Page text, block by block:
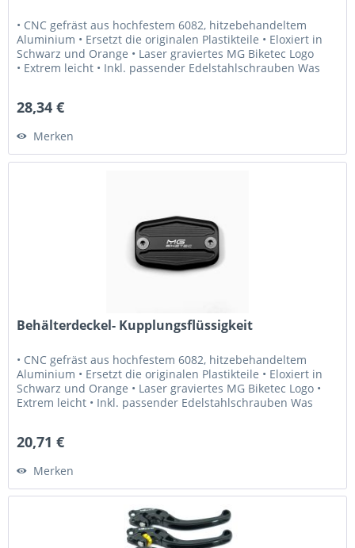
• CNC gefräst aus hochfestem 6082, hitzebehandeltem
Aluminium • Ersetzt die originalen Plastikteile • Eloxiert in
Schwarz und Orange • Laser graviertes MG Biketec Logo
• Extrem leicht • Inkl. passender Edelstahlschrauben Was
28,34 €
Merken
Behälterdeckel- Kupplungsflüssigkeit
• CNC gefräst aus hochfestem 6082, hitzebehandeltem
Aluminium • Ersetzt die originalen Plastikteile • Eloxiert in
Schwarz und Orange • Laser graviertes MG Biketec Logo •
Extrem leicht • Inkl. passender Edelstahlschrauben Was
20,71 €
Merken